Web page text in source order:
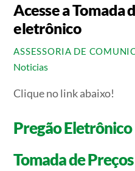
Acesse a Tomada
eletrônico
ASSESSORIA DE
Noticias
Clique no link abaixo!
Pregão
Tomada de